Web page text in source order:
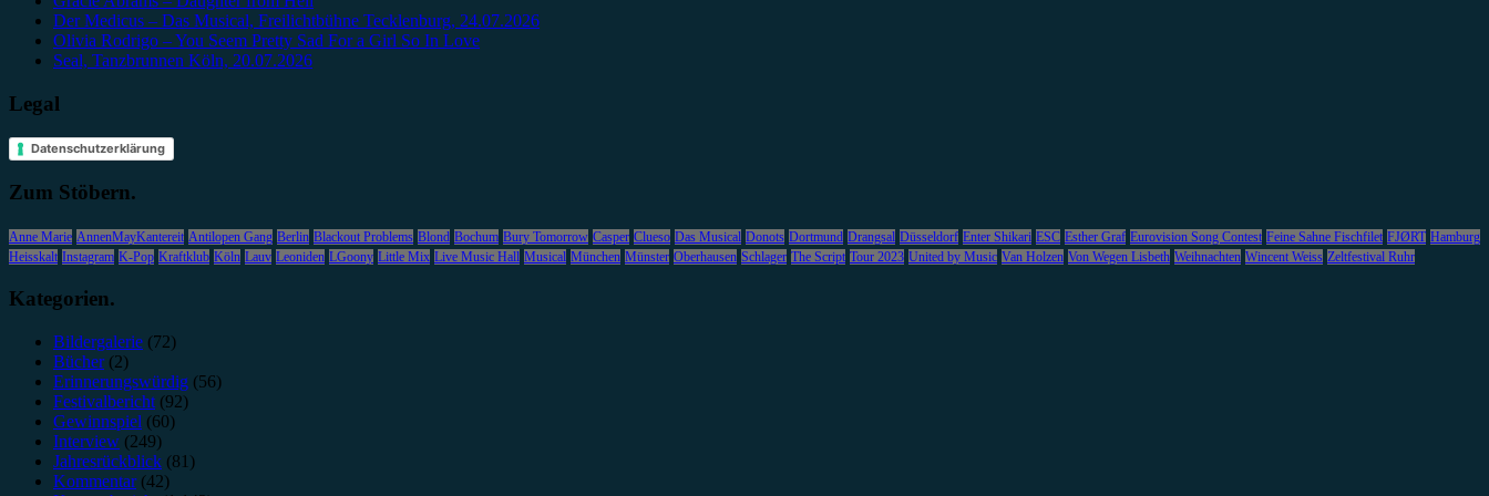
Der Medicus – Das Musical, Freilichtbühne Tecklenburg, 24.07.2026
Olivia Rodrigo – You Seem Pretty Sad For a Girl So In Love
Seal, Tanzbrunnen Köln, 20.07.2026
Legal
Datenschutzerklärung
Zum Stöbern.
Anne Marie AnnenMayKantereit Antilopen Gang Berlin Blackout Problems Blond Bochum Bury Tomorrow Casper Clueso Das Musical Donots Dortmund Drangsal Düsseldorf Enter Shikari ESC Esther Graf Eurovision Song Contest Feine Sahne Fischfilet FJØRT Hamburg
Heisskalt Instagram K-Pop Kraftklub Köln Lauv Leoniden LGoony Little Mix Live Music Hall Musical München Münster Oberhausen Schlager The Script Tour 2023 United by Music Van Holzen Von Wegen Lisbeth Weihnachten Wincent Weiss Zeltfestival Ruhr
Kategorien.
Bildergalerie (72)
Bücher(2)
Erinnerungswürdig (56)
Festivalbericht (92)
Gewinnspiel (60)
Interview (249)
Jahresrückblick (81)
Kommentar(42)